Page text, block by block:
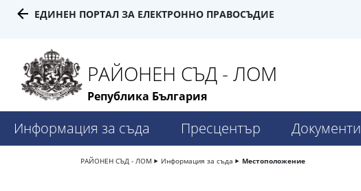
ЕДИНЕН ПОРТАЛ ЗА ЕЛЕКТРОННО ПРАВОСЪДИЕ
РАЙОНЕН СЪД - ЛОМ
Република България
Информация за съда Пресцентър Документи
РАЙОНЕН СЪД - ЛОМ Информация за съда Местоположение